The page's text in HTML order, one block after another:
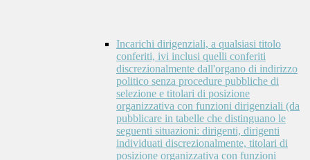
Incarichi dirigenziali, a qualsiasi titolo
conferiti, ivi inclusi quelli conferiti
discrezionalmente dall'organo di indirizzo
politico senza procedure pubbliche di
selezione e titolari di posizione
organizzativa con funzioni dirigenziali (da
pubblicare in tabelle che distinguano le
seguenti situazioni: dirigenti, dirigenti
individuati discrezionalmente, titolari di
posizione organizzativa con funzioni